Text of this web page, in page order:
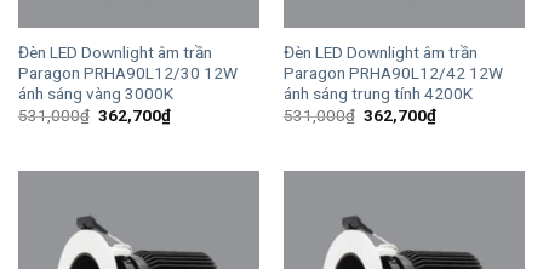
Đèn LED Downlight âm trần
Paragon PRHA90L12/30 12W
ánh sáng vàng 3000K
531,000₫ Giá
362,700₫Giá
hiện
362,700₫.
Đèn LED Downlight âm trần
Paragon PRHA90L12/42 12W
ánh sáng trung tính 4200K
531,000₫ Giá
362,700₫Giá
hiện
362,700₫.